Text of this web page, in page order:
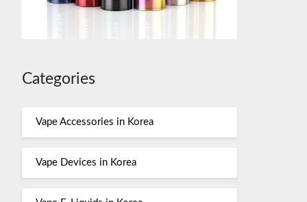
Categories
Vape Accessories in Korea
Vape Devices in Korea